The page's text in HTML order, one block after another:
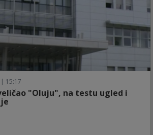
| 15:17
"Oluju", na testu ugled i